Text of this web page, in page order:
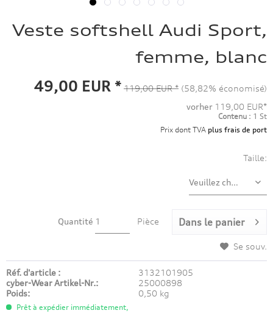
Veste softshell Audi Sport,
femme, blanc
49,00 EUR * 119,00 EUR * (58,82% économisé)
vorher 119,00 EUR*
Contenu : 1 St
Prix dont TVA plus frais de port
Taille:
Quantité Pièce Dans le panier
Se souv.
Réf. d'article :
3132101905
cyber-Wear Artikel-Nr.:
25000898
Poids:
0,50 kg
Prêt à expédier immédiatement,